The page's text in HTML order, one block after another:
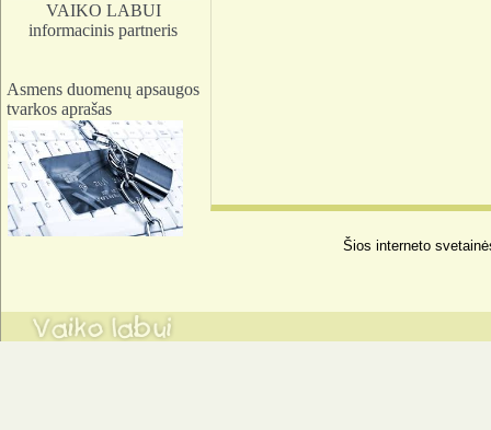
VAIKO LABUI
informacinis partneris
Asmens duomenų apsaugos
tvarkos aprašas
Šios interneto